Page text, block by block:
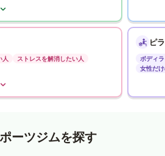
人 ストレスを解消したい人
ピ
ボディ
女性だ
ーツジムを探す